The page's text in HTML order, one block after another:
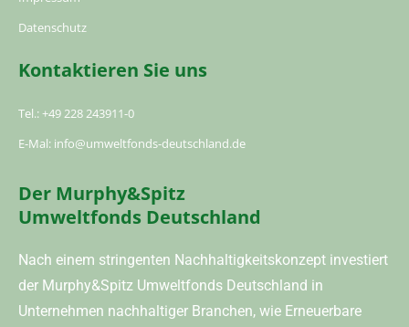
Datenschutz
Kontaktieren Sie uns
Tel.: +49 228 243911-0
E-Mal: info@umweltfonds-deutschland.de
Der Murphy&Spitz
Umweltfonds Deutschland
Nach einem stringenten Nachhaltigkeitskonzept investiert
der Murphy&Spitz Umweltfonds Deutschland in
Unternehmen nachhaltiger Branchen, wie Erneuerbare